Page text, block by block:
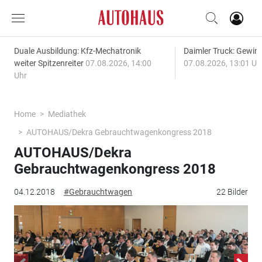
Duale Ausbildung: Kfz-Mechatronik
weiter Spitzenreiter 07.08.2026, 14:00
Uhr
Daimler Truck:
07.08.2026, 13:01
Home
Mediathek
AUTOHAUS/Dekra Gebrauchtwagenkongress 2018
04.12.2018 #Gebrauchtwagen 22 Bilder
AUTOHAUS/Dekra
Gebrauchtwagenkongress 2018